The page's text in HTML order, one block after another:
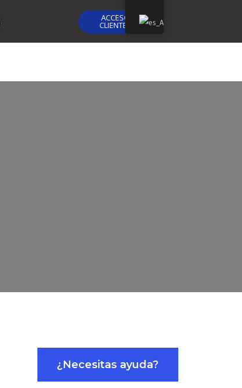
ACCESO
CLIENTES
¿Necesitas ayuda?